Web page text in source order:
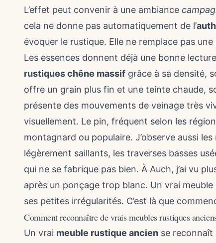
L’effet peut convenir à une ambiance
cela ne donne pas automatiquement de l’
évoquer le rustique. Elle ne remplace pas
Les essences donnent déjà une bonne
rustiques chêne massif grâce à sa densité,
offre un grain plus fin et une teinte chaude,
présente des mouvements de veinage très
visuellement. Le pin, fréquent selon les
montagnard ou populaire. J’observe aussi
légèrement saillants, les traverses basses
qui ne se fabrique pas bien. À Auch, j’ai vu
après un ponçage trop blanc. Un vrai
ses petites irrégularités. C’est là que
Comment reconnaître de vrais meubles rustiques
Un vrai meuble rustique ancien se reconnaît